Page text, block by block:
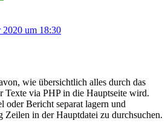
2020 um 18:30
wie übersichtlich alles durch das
Texte via PHP in die Hauptseite wird.
oder Bericht separat lagern und
Zeilen in der Hauptdatei zu durchsuchen.